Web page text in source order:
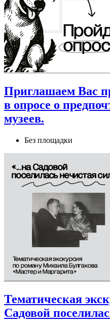
Приглашаем Вас
в опросе о
музеев.
Без площадки
Тематическая
Садовой